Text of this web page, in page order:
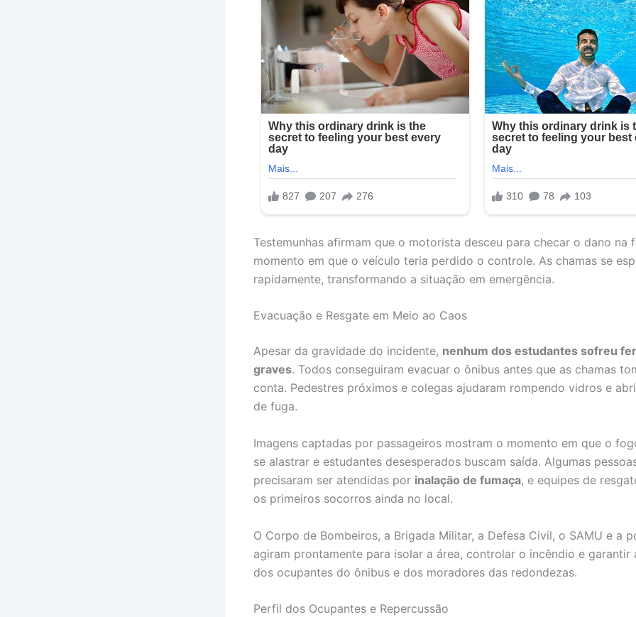
Testemunhas afirmam que o motorista desceu para checar o dano na
momento em que o veículo teria perdido o controle. As chamas se
rapidamente, transformando a situação em emergência.
Evacuação e Resgate em Meio ao Caos
Apesar da gravidade do incidente, nenhum dos estudantes sofreu
graves. Todos conseguiram evacuar o ônibus antes que as chamas
conta. Pedestres próximos e colegas ajudaram rompendo vidros e
de fuga.
Imagens captadas por passageiros mostram o momento em que o
se alastrar e estudantes desesperados buscam saída. Algumas
precisaram ser atendidas por inalação de fumaça, e equipes de
os primeiros socorros ainda no local.
O Corpo de Bombeiros, a Brigada Militar, a Defesa Civil, o SAMU e a
agiram prontamente para isolar a área, controlar o incêndio e garantir
dos ocupantes do ônibus e dos moradores das redondezas.
Perfil dos Ocupantes e Repercussão